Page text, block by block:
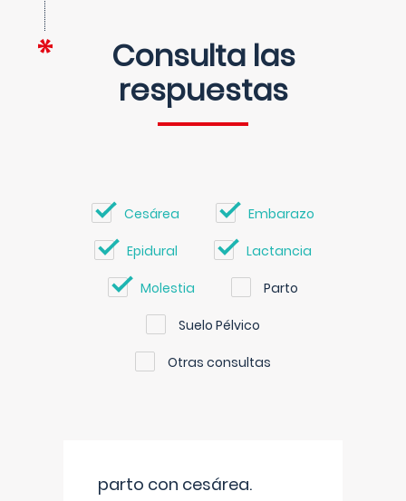
Consulta las
respuestas
Cesárea Embarazo
Epidural Lactancia
Molestia Parto
Suelo Pélvico
Otras consultas
parto con cesárea.